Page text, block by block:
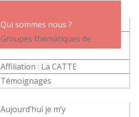
Qui sommes nous ?
Groupes thématiques de
Affiliation : La CATTE
Témoignages
Aujourd’hui je m’y